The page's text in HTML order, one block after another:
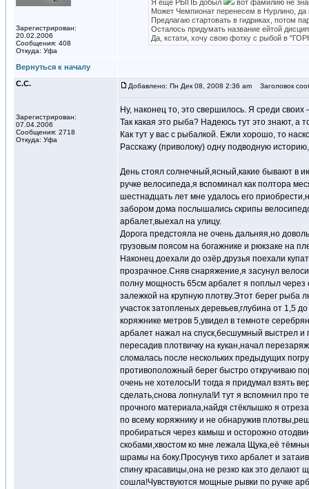
Зарегистрирован:
20.02.2006
Сообщения: 408
Откуда: Уфа
Я ещё РЫПЬ добыл
вот фамилию не
Может Чемпионат перенесем в Нурлино, да
Предлагаю стартовать в гидриках, потом
Осталось придумать название ейтой
Да, кстати, хочу свою фотку с рыбой в
Вернуться к началу
С.С.
Зарегистрирован:
07.04.2006
Сообщения: 2718
Откуда: Уфа
Добавлено: Пн Дек 08, 2008 2:36 am Заголовок
Ну, наконец то, это свершилось. Я среди
Так какая это рыба? Надеюсь тут это знают, а
Как тут у вас с рыбалкой. Ежли хорошо, то
Расскажу (приволоку) одну подводную
День стоял солнечный,ясный,какие бывают в
ручке велосипеда,я вспоминал как полтора
шестнадцать лет мне удалось его
забором дома послышались скрипы
арбалет,выехал на улицу.
Дорога предстояла не очень дальняя,но
грузовым поясом на богажнике и рюкзаке на
Наконец доехали до озёр,друзья поехали
прозрачное.Сняв снаряжение,я засунул
полну мощность 65см арбалет я поплыл через
залежкой на крупную плотву.Этот берег рыба
участок затопленых деревьев,глубина от 1,5
коряжнике метров 5,увидел в темноте
арбалет нажал на спуск,бесшумный выстрел и
пересадив плотвичку на кукан,начал
сломалась после нескольких предыдущих
противоположный берег быстро откручиваю
очень не хотелось!И тогда я придумал взять
сделать,снова лопнула!И тут я вспомнил про
прочного материала,найдя стёклышко я
по всему коряжнику и не обнаружив
пробираться через камыш и осторожно
скобами,хвостом ко мне лежала Щука,её
шрамы на боку.Просунув тихо арбалет и
спину красавицы,она не резко как это делают
сошла!Чувствуются мощные рывки по ручке